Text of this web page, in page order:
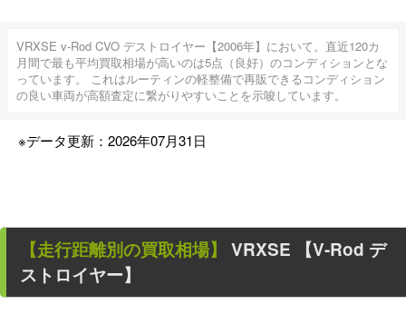
VRXSE v-Rod CVO デストロイヤー【2006年】において。直近120カ
月間で最も平均買取相場が高いのは5点（良好）のコンディションとな
っています。 これはルーティンの軽整備で再販できるコンディション
の良い車両が高額査定に繋がりやすいことを示唆しています。
※データ更新：2026年07月31日
【走行距離別の買取相場】 VRXSE 【V-Rod デ
ストロイヤー】